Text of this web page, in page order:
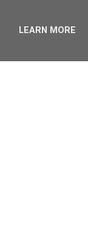
LEARN MORE